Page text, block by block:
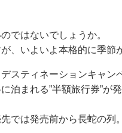
はないでしょうか。
いよいよ本格的に季節が切
れる”半額旅行券”が発行
は発売前から長蛇の列。